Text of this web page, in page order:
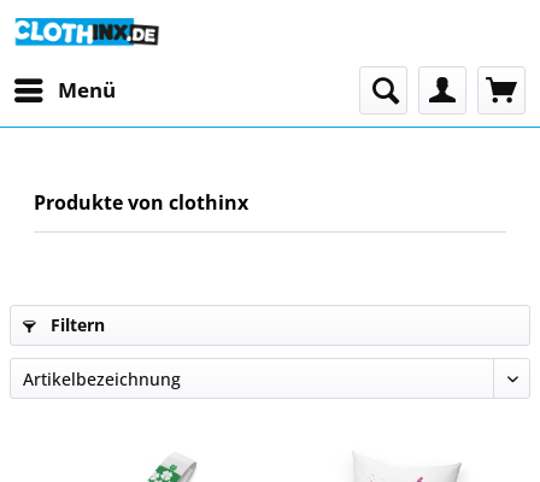
Menü
Produkte von clothinx
Filtern